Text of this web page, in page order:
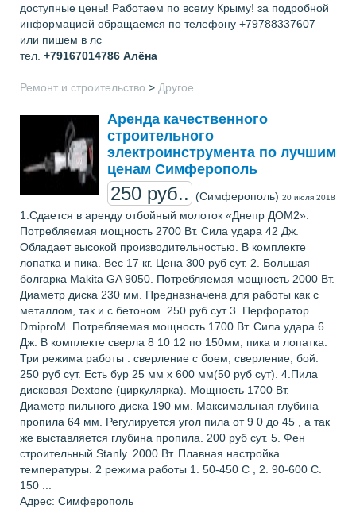
доступные цены! Работаем по всему Крыму! за подробной
информацией обращаемся по телефону +79788337607
или пишем в лс
тел. +79167014786 Алёна
Ремонт и строительство > Другое
Аренда качественного
строительного
электроинструмента по лучшим
ценам Симферополь
250 руб.. (Симферополь) 20 июля 2018
1.Сдается в аренду отбойный молоток «Днепр ДОМ2».
Потребляемая мощность 2700 Вт. Сила удара 42 Дж.
Обладает высокой производительностью. В комплекте
лопатка и пика. Вес 17 кг. Цена 300 руб сут. 2. Большая
болгарка Makita GA 9050. Потребляемая мощность 2000 Вт.
Диаметр диска 230 мм. Предназначена для работы как с
металлом, так и с бетоном. 250 руб сут 3. Перфоратор
DmiproM. Потребляемая мощность 1700 Вт. Сила удара 6
Дж. В комплекте сверла 8 10 12 по 150мм, пика и лопатка.
Три режима работы : cверление с боем, сверление, бой.
250 руб сут. Есть бур 25 мм x 600 мм(50 руб сут). 4.Пила
дисковая Dextone (циркулярка). Мощность 1700 Вт.
Диаметр пильного диска 190 мм. Максимальная глубина
пропила 64 мм. Регулируется угол пила от 9 0 до 45 , а так
же выставляется глубина пропила. 200 руб сут. 5. Фен
строительный Stanly. 2000 Вт. Плавная настройка
температуры. 2 режима работы 1. 50-450 С , 2. 90-600 С.
150 ...
Адрес: Симферополь